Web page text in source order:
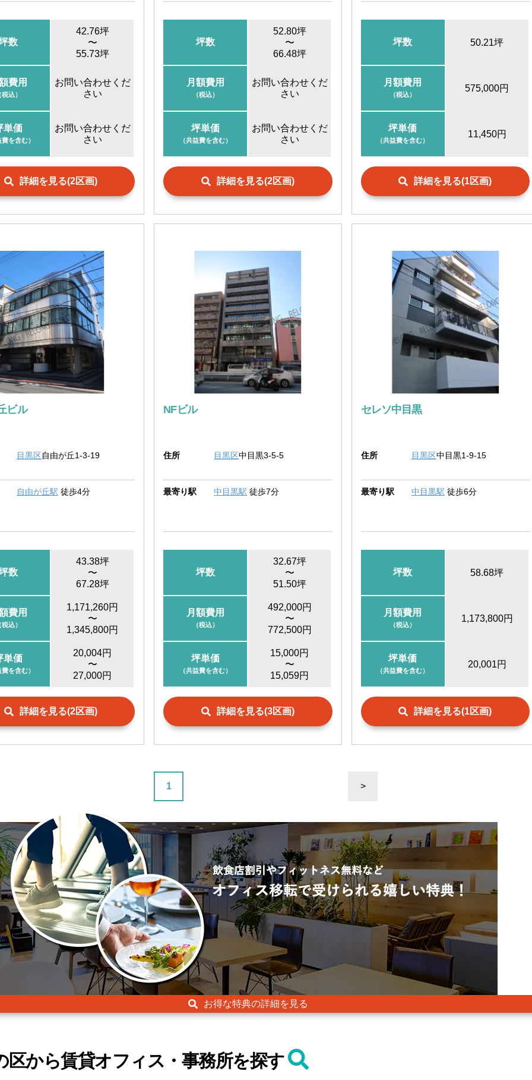
数
42.76坪
〜
55.73坪
費用
込）
お問い合わせくだ
さい
単価
を含む）
お問い合わせくだ
さい
詳細を見る(2区画)
坪数
52.80坪
〜
66.48坪
月額費用
（税込）
お問い合わせくだ
さい
坪単価
（共益費を含む）
お問い合わせくだ
さい
詳細を見る(2区画)
坪数 50.21坪
月額費用
（税込）
575,000円
坪単価
（共益費を含む）
11,450円
詳細を見る(1区画)
ビル
目黒区自由が丘1-3-19
自由が丘駅 徒歩4分
数
43.38坪
〜
67.28坪
費用
込）
1,171,260円
〜
1,345,800円
単価
を含む）
20,004円
〜
27,000円
詳細を見る(2区画)
NFビル
住所 目黒区中目黒3-5-5
最寄り駅 中目黒駅 徒歩7分
坪数
32.67坪
〜
51.50坪
月額費用
（税込）
492,000円
〜
772,500円
坪単価
（共益費を含む）
15,000円
〜
15,059円
詳細を見る(3区画)
セレソ中目黒
住所 目黒区中目黒1-9-15
最寄り駅 中目黒駅 徒歩6分
坪数 58.68坪
月額費用
（税込）
1,173,800円
坪単価
（共益費を含む）
20,001円
詳細を見る(1区画)
1 >
お得な特典の詳細を見る
区から賃貸オフィス・事務所を探す